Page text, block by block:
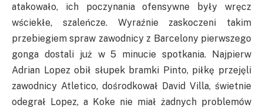
atakowało, ich poczynania ofensywne były wręcz
wściekłe, szaleńcze. Wyraźnie zaskoczeni takim
przebiegiem spraw zawodnicy z Barcelony pierwszego
gonga dostali już w 5 minucie spotkania. Najpierw
Adrian Lopez obił słupek bramki Pinto, piłkę przejęli
zawodnicy Atletico, dośrodkował David Villa, świetnie
odegrał Lopez, a Koke nie miał żadnych problemów